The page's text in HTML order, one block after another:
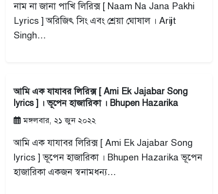
নাম না জানা পাখি লিরিক্স [ Naam Na Jana Pakhi
Lyrics ] অরিজিৎ সিং এবং শ্রেয়া ঘোষাল । Arijit
Singh…
আমি এক যাযাবর লিরিক্স [ Ami Ek Jajabar Song
lyrics ] । ভূপেন হাজারিকা । Bhupen Hazarika
মঙ্গলবার, ২১ জুন ২০২২
আমি এক যাযাবর লিরিক্স [ Ami Ek Jajabar Song
lyrics ] ভূপেন হাজারিকা । Bhupen Hazarika ভূপেন
হাজারিকা একজন স্বনামধন্য…